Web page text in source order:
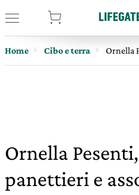
Home Cibo e terra Ornella
Ornella
panettieri e